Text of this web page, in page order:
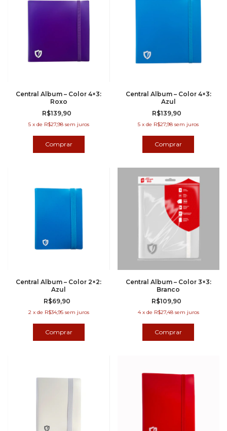
Central Album – Color 4×3:
Roxo
R$139,90
5 x de R$27,98 sem juros
Central Album – Color 4×3:
Azul
R$139,90
5 xde R$27,98 sem juros
Central Album – Color 2×2:
Azul
R$69,90
2 x de R$34,95 sem juros
Central Album – Color 3×3:
Branco
R$109,90
4 x de R$27,48 sem juros